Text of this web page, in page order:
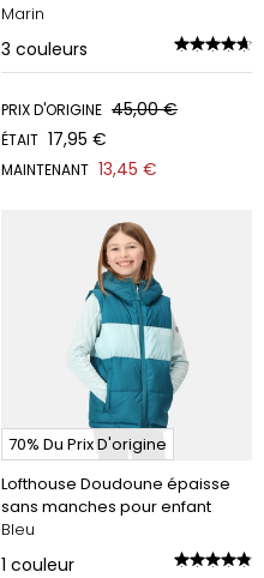
Marin
3 couleurs
PRIX D'ORIGINE 45,00 €
ÉTAIT 17,95 €
MAINTENANT 13,45 €
70% Du Prix D'origine
Lofthouse Doudoune épaisse
sans manches pour enfant
Bleu
1 couleur